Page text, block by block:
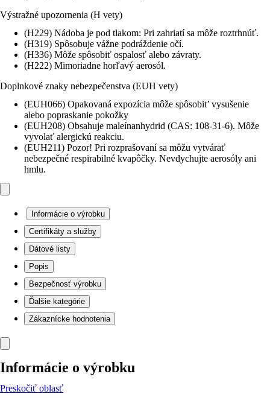
Výstražné upozornenia (H vety)
(H229) Nádoba je pod tlakom: Pri zahriatí sa môže roztrhnúť.
(H319) Spôsobuje vážne podráždenie očí.
(H336) Môže spôsobiť ospalosť alebo závraty.
(H222) Mimoriadne horľavý aerosól.
Doplnkové znaky nebezpečenstva (EUH vety)
(EUH066) Opakovaná expozícia môže spôsobit’ vysušenie
alebo popraskanie pokožky
(EUH208) Obsahuje maleínanhydrid (CAS: 108-31-6). Môže
vyvolať alergickú reakciu.
(EUH211) Pozor! Pri rozprašovaní sa môžu vytvárať
nebezpečné respirabilné kvapôčky. Nevdychujte aerosóly ani
hmlu.
Informácie o výrobku
Certifikáty a služby
Dátové listy
Popis
Bezpečnosť výrobku
Ďalšie kategórie
Zákaznícke hodnotenia
Informácie o výrobku
Preskočiť oblasť